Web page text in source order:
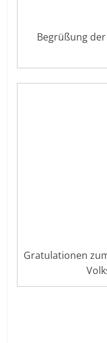
Begrüßung
Gratulationen